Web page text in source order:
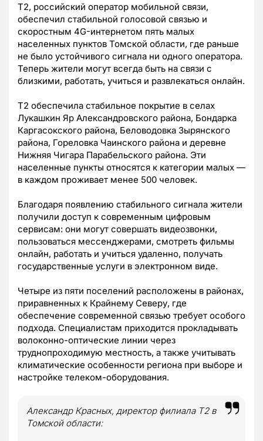
T2, российский оператор мобильной связи,
обеспечил стабильной голосовой связью и
скоростным 4G-интернетом пять малых
населенных пунктов Томской области, где раньше
не было устойчивого сигнала ни одного оператора.
Теперь жители могут всегда быть на связи с
близкими, работать, учиться и развлекаться онлайн.
Т2 обеспечила стабильное покрытие в селах
Лукашкин Яр Александровского района, Бондарка
Каргасокского района, Беловодовка Зырянского
района, Гореловка Чаинского района и деревне
Нижняя Чигара Парабельского района. Эти
населенные пункты относятся к категории малых —
в каждом проживает менее 500 человек.
Благодаря появлению стабильного сигнала жители
получили доступ к современным цифровым
сервисам: они могут совершать видеозвонки,
пользоваться мессенджерами, смотреть фильмы
онлайн, работать и учиться удаленно, получать
государственные услуги в электронном виде.
Четыре из пяти поселений расположены в районах,
приравненных к Крайнему Северу, где
обеспечение современной связью требует особого
подхода. Специалистам приходится прокладывать
волоконно-оптические линии через
труднопроходимую местность, а также учитывать
климатические особенности региона при выборе и
настройке телеком-оборудования.
Александр Красных, директор филиала Т2 в
Томской области: